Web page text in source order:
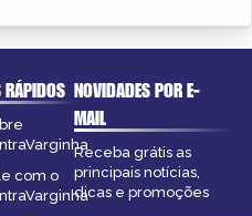
RÁPIDOS
com o
NOVIDADES POR E-
MAIL
Receba grátis as
principais notícias,
dicas e promoções